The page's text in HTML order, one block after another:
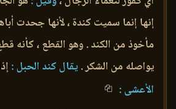
إنها إنما سميت كندة ، لأنها جحدت
مأخوذ من الكند . وهو القطع ، كأنه
يواصله من الشكر .يقال كند الحبل :
الأعشى :